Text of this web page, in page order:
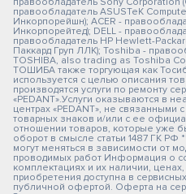
правообладатель ASUSTeK
Инкорпорейшн); ACER -
Инкорпорейтед); DELL -
правообладатель HP Hewlett-
Паккард Груп ЛЛК); Toshiba -
TOSHIBA, also trading as Toshiba
ТОШИБА также торгующая как
используется с целью описания
производятся услуги по ремонту
«PEDANT».Услуги оказываются в
центрах «PEDANT», не
товарных знаков и/или с ее
отношении товаров, которые уже
оборот в смысле статьи 1487 ГК РФ
могут меняться в зависимости от
проводимых работ Информация о
комплектациях и их наличии,
приобретения доступна в
публичной офертой. Оферта на